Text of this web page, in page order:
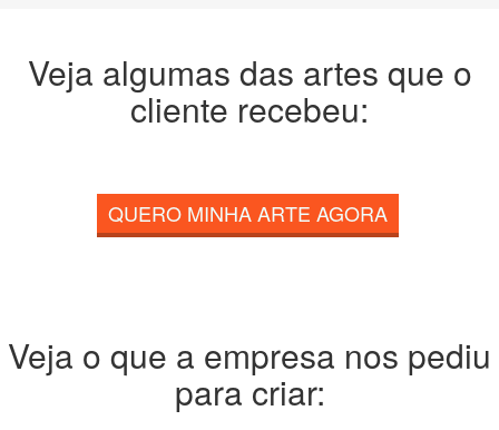
Veja algumas das artes que o
cliente recebeu:
QUERO MINHA ARTE AGORA
Veja o que a empresa nos pediu
para criar: